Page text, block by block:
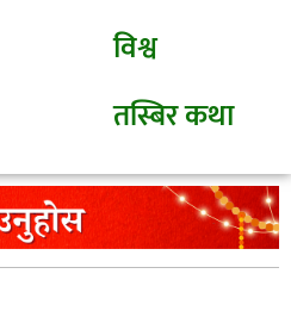
विश्व
तस्बिर कथा